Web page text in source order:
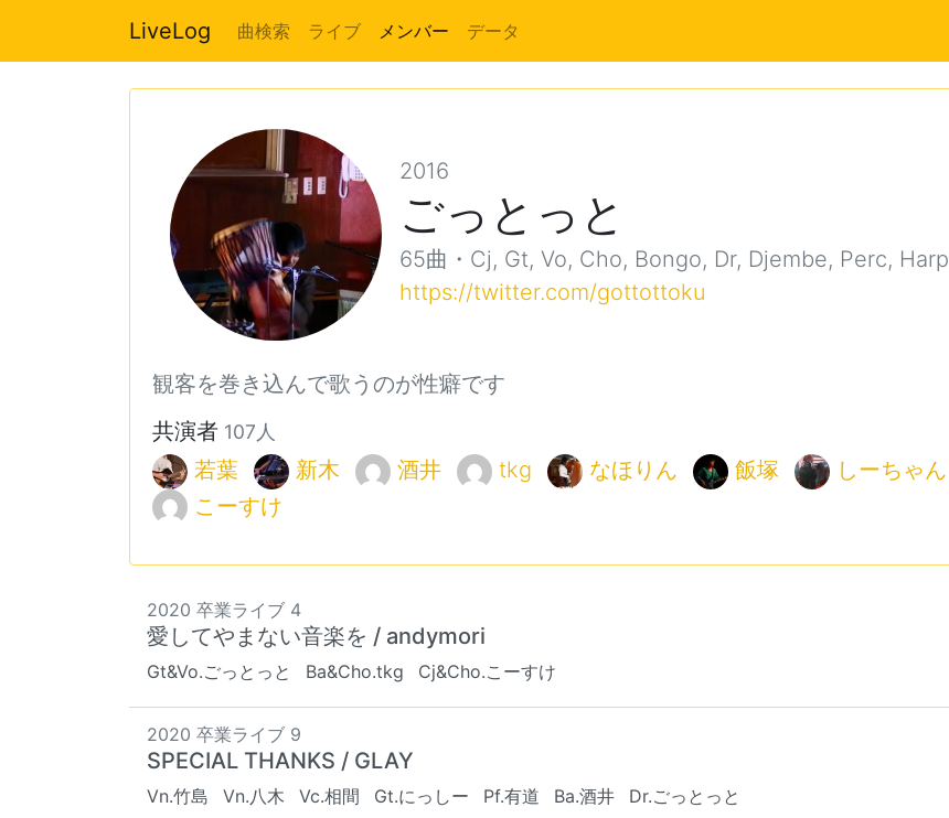
LiveLog 曲検索 ライブ メンバー データ
2016
ごっとっと
65曲・Cj, Gt, Vo, Cho, Bongo, Dr, Djembe, Perc, Harp
https://twitter.com/gottottoku
観客を巻き込んで歌うのが性癖です
共演者 107人
若葉 新木 酒井 tkg なほりん 飯塚 しーちゃん
こーすけ
2020 卒業ライブ 4
愛してやまない音楽を / andymori
Gt&Vo.ごっとっと Ba&Cho.tkg Cj&Cho.こーすけ
2020 卒業ライブ 9
SPECIAL THANKS / GLAY
Vn.竹島 Vn.八木 Vc.相間 Gt.にっしー Pf.有道 Ba.酒井
Dr.ごっとっと